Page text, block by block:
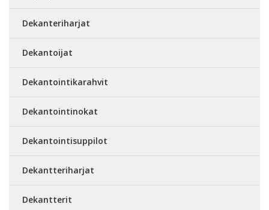
Dekanteriharjat
Dekantoijat
Dekantointikarahvit
Dekantointinokat
Dekantointisuppilot
Dekantteriharjat
Dekantterit